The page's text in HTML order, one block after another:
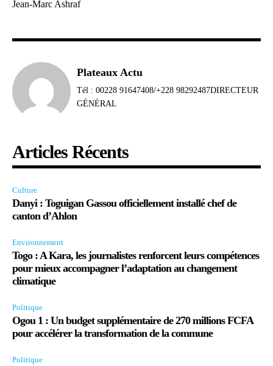
Jean-Marc Ashraf
Plateaux Actu
Tél : 00228 91647408/+228 98292487DIRECTEUR
GÉNÉRAL
Articles Récents
Culture
Danyi : Toguigan Gassou officiellement installé chef de
canton d’Ahlon
Environnement
Togo : A Kara, les journalistes renforcent leurs compétences
pour mieux accompagner l’adaptation au changement
climatique
Politique
Ogou 1 : Un budget supplémentaire de 270 millions FCFA
pour accélérer la transformation de la commune
Politique